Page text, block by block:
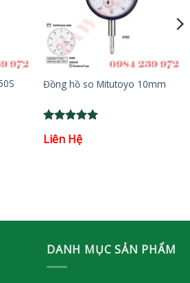
Đồng hồ so Mitutoyo 10mm
out of 5
Liên Hệ
DANH MỤC SẢN PHẨM